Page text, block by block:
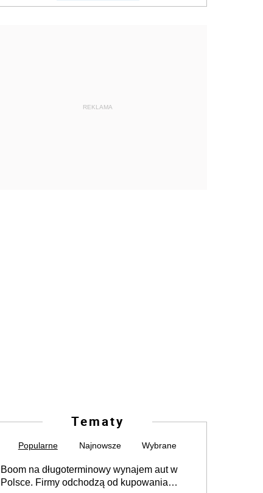
REKLAMA
Tematy
Popularne Najnowsze Wybrane
Boom na długoterminowy wynajem aut w
Polsce. Firmy odchodzą od kupowania